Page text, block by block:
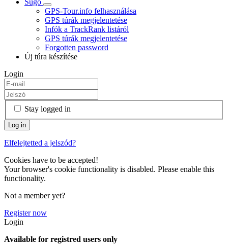
GPS-Tour.info felhasználása
GPS túrák megjelentetése
Infók a TrackRank listáról
GPS túrák megjelentetése
Forgotten password
Új túra készítése
Login
Stay logged in
Elfelejtetted a jelszód?
Cookies have to be accepted!
Your browser's cookie functionality is disabled. Please enable this
functionality.
Not a member yet?
Register now
Login
Available for registred users only